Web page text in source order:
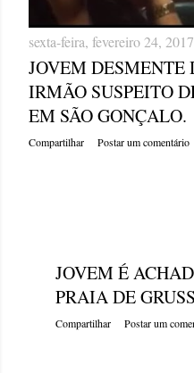
sexta-feira, fevereiro 24, 2017
JOVEM DESMENTE
IRMÃO SUSPEITO
EM SÃO GONÇALO.
Compartilhar Postar um comentário
JOVEM É
PRAIA DE
Compartilhar Postar um